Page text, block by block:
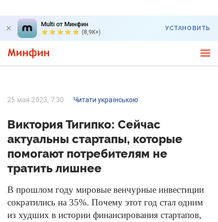
Multi от Минфин
(8,9K+)
УСТАНОВИТЬ
25 мая 2023, 7:30 Читати українською
Виктория Тигипко: Сейчас
актуальны стартапы, которые
помогают потребителям не
тратить лишнее
В прошлом году мировые венчурные инвестиции
сократились на 35%. Почему этот год стал одним
из худших в истории финансирования стартапов,